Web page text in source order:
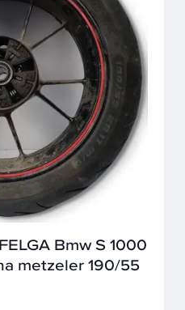
Bmw S 1000
metzeler 190/55